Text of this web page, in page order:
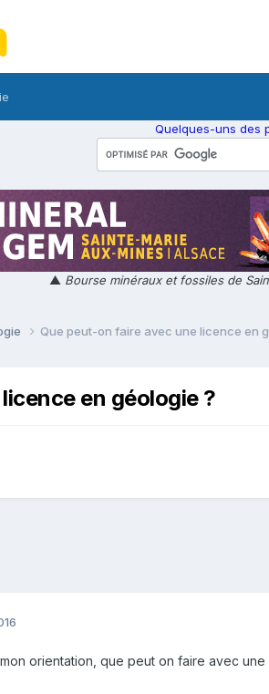
Quelques-uns des
▲ Bourse minéraux et fossiles de
Que peut-on faire avec une licence en
en géologie ?
orientation, que peut on faire avec